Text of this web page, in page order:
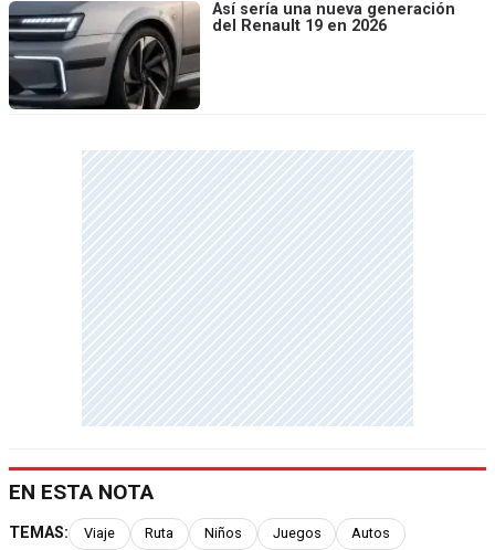
Así sería una nueva generación
del Renault 19 en 2026
EN ESTA NOTA
TEMAS: Viaje Ruta Niños Juegos Autos